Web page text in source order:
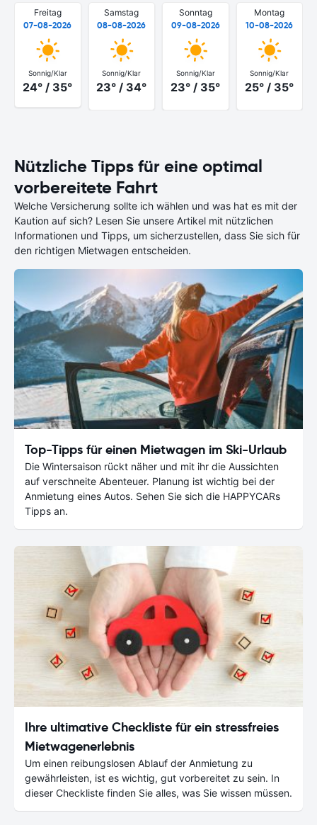
Freitag
07-08-2026
Sonnig/Klar
24° / 35°
Samstag
08-08-2026
Sonnig/Klar
23° / 34°
Sonntag
09-08-2026
Sonnig/Klar
23° / 35°
Montag
10-08-2026
Sonnig/Klar
25° / 35°
Nützliche Tipps für eine optimal
vorbereitete Fahrt
Welche Versicherung sollte ich wählen und was hat es mit der
Kaution auf sich? Lesen Sie unsere Artikel mit nützlichen
Informationen und Tipps, um sicherzustellen, dass Sie sich für
den richtigen Mietwagen entscheiden.
Top-Tipps für einen Mietwagen im Ski-Urlaub
Die Wintersaison rückt näher und mit ihr die Aussichten
auf verschneite Abenteuer. Planung ist wichtig bei der
Anmietung eines Autos. Sehen Sie sich die HAPPYCARs
Tipps an.
Ihre ultimative Checkliste für ein stressfreies
Mietwagenerlebnis
Um einen reibungslosen Ablauf der Anmietung zu
gewährleisten, ist es wichtig, gut vorbereitet zu sein. In
dieser Checkliste finden Sie alles, was Sie wissen müssen.